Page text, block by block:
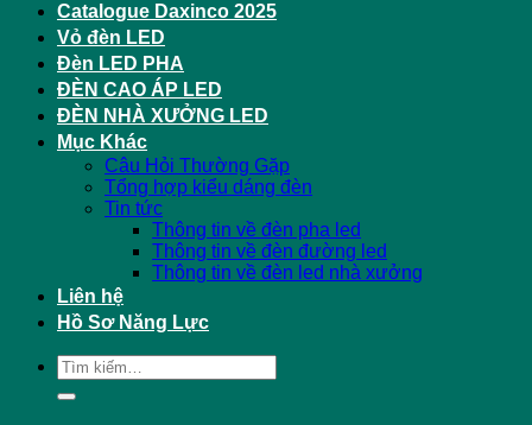
Catalogue Daxinco 2025
Vỏ đèn LED
Đèn LED PHA
ĐÈN CAO ÁP LED
ĐÈN NHÀ XƯỞNG LED
Mục Khác
Câu Hỏi Thường Gặp
Tổng hợp kiểu dáng đèn
Tin tức
Thông tin về đèn pha led
Thông tin về đèn đường led
Thông tin về đèn led nhà xưởng
Liên hệ
Hồ Sơ Năng Lực
Tìm
kiếm: